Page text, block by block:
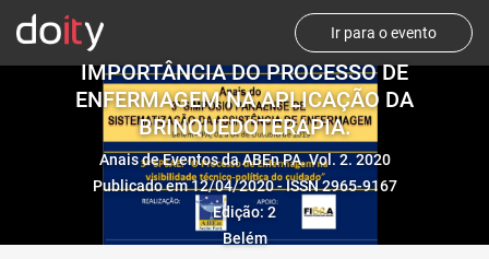
Ir para o evento
IMPORTÂNCIA DO PROCESSO DE
ENFERMAGEM NA APLICAÇÃO DA
BRINQUEDOTERAPIA.
Anais de Eventos da ABEn PA. Vol. 2. 2020
Publicado em 12/04/2020 - ISSN 2965-9167
Edição: 2
Belém